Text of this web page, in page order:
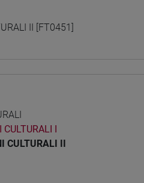
II [FT0451]
I
CULTURALI II